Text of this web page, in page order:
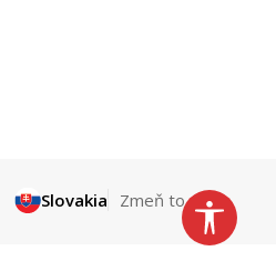
Slovakia Zmeň to